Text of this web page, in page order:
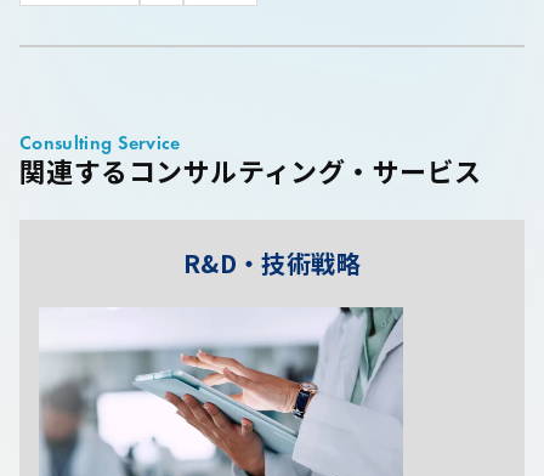
関連するコンサルティング・サービス
Consulting Service
R&D・技術戦略